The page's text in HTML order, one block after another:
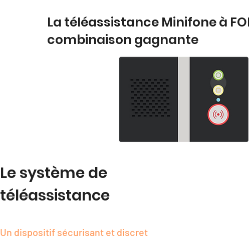
La téléassistance Minifone à
combinaison gagnante
Le système de
téléassistance
Un dispositif sécurisant et discret